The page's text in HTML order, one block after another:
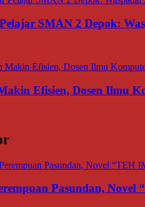
SMAN 2 Depok:
Efisien, Dosen Ilmu
Pasundan,